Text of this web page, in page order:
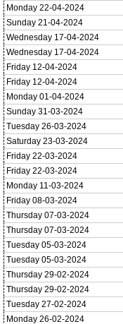
Monday 22-04-2024
Sunday 21-04-2024
Wednesday 17-04-2024
Wednesday 17-04-2024
Friday 12-04-2024
Friday 12-04-2024
Monday 01-04-2024
Sunday 31-03-2024
Tuesday 26-03-2024
Saturday 23-03-2024
Friday 22-03-2024
Friday 22-03-2024
Monday 11-03-2024
Friday 08-03-2024
Thursday 07-03-2024
Thursday 07-03-2024
Tuesday 05-03-2024
Tuesday 05-03-2024
Thursday 29-02-2024
Thursday 29-02-2024
Tuesday 27-02-2024
Monday 26-02-2024